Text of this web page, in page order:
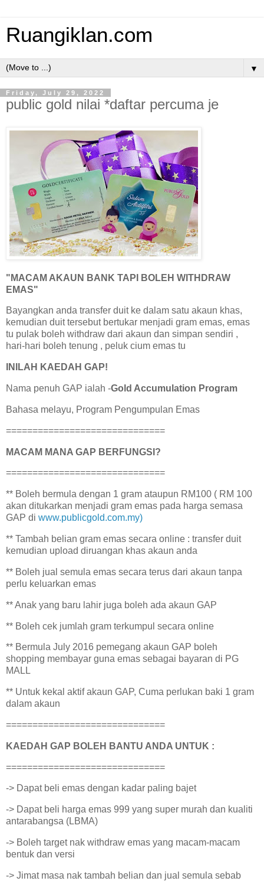
Ruangiklan.com
▼
Friday, July 29, 2022
public gold nilai *daftar percuma je
"MACAM AKAUN BANK TAPI BOLEH WITHDRAW
EMAS"
Bayangkan anda transfer duit ke dalam satu akaun khas,
kemudian duit tersebut bertukar menjadi gram emas, emas
tu pulak boleh withdraw dari akaun dan simpan sendiri ,
hari-hari boleh tenung , peluk cium emas tu
INILAH KAEDAH GAP!
Nama penuh GAP ialah -Gold Accumulation Program
Bahasa melayu, Program Pengumpulan Emas
==============================
MACAM MANA GAP BERFUNGSI?
==============================
** Boleh bermula dengan 1 gram ataupun RM100 ( RM 100
akan ditukarkan menjadi gram emas pada harga semasa
GAP di www.publicgold.com.my)
** Tambah belian gram emas secara online : transfer duit
kemudian upload diruangan khas akaun anda
** Boleh jual semula emas secara terus dari akaun tanpa
perlu keluarkan emas
** Anak yang baru lahir juga boleh ada akaun GAP
** Boleh cek jumlah gram terkumpul secara online
** Bermula July 2016 pemegang akaun GAP boleh
shopping membayar guna emas sebagai bayaran di PG
MALL
** Untuk kekal aktif akaun GAP, Cuma perlukan baki 1 gram
dalam akaun
==============================
KAEDAH GAP BOLEH BANTU ANDA UNTUK :
==============================
-> Dapat beli emas dengan kadar paling bajet
-> Dapat beli harga emas 999 yang super murah dan kualiti
antarabangsa (LBMA)
-> Boleh target nak withdraw emas yang macam-macam
bentuk dan versi
-> Jimat masa nak tambah belian dan jual semula sebab